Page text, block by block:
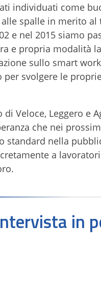
individuati come
spalle in merito
e nel 2015 siamo
e propria modalità
sullo smart
svolgere le
di Veloce, Leggero
che nei
standard nella
a
in